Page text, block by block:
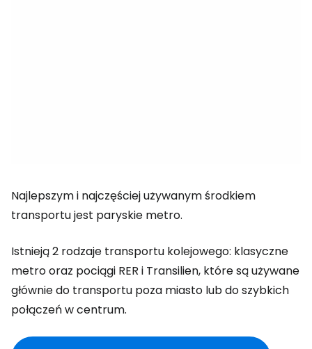
Najlepszym i najczęściej używanym środkiem
transportu jest paryskie metro.
Istnieją 2 rodzaje transportu kolejowego: klasyczne
metro oraz pociągi RER i Transilien, które są używane
głównie do transportu poza miasto lub do szybkich
połączeń w centrum.